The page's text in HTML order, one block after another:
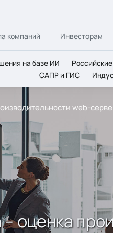
компаний Инвесторам
на базе ИИ
САПР и ГИС
web-
оценка